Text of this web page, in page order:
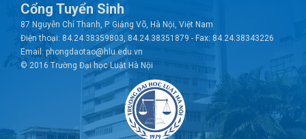
Cổng Tuyển Sinh
87 Nguyễn Chí Thanh, P. Giảng Võ, Hà Nội, Việt Nam
Điện thoại: 84.24.38359803, 84.24.38351879 - Fax: 84.24.38343226
Email: phongdaotao@hlu.edu.vn
© 2016 Trường Đại học Luật Hà Nội